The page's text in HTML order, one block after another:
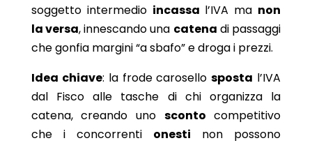
soggetto intermedio incassa l’IVA ma non
la versa, innescando una catena di passaggi
che gonfia margini “a sbafo” e droga i prezzi.
Idea chiave: la frode carosellosposta l’IVA
dal Fisco alle tasche di chi organizza la
catena, creando uno sconto competitivo
che i concorrenti onesti non possono